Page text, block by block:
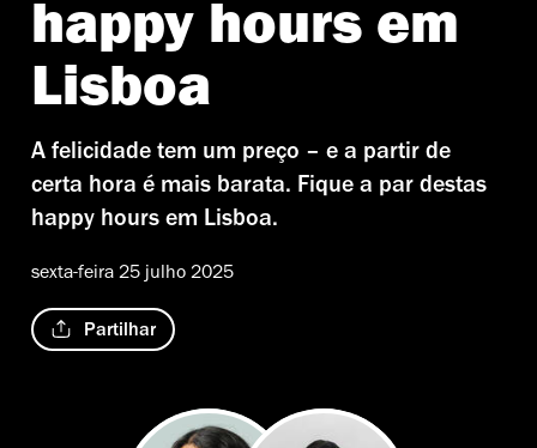
happy hours em
Lisboa
A felicidade tem um preço – e a partir de
certa hora é mais barata. Fique a par destas
happy hours em Lisboa.
sexta-feira 25 julho 2025
Partilhar